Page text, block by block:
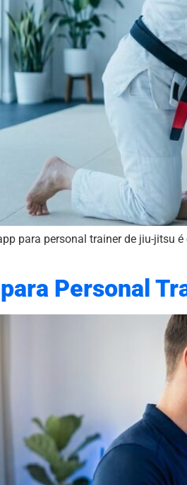
para personal trainer de jiu-jitsu
Personal